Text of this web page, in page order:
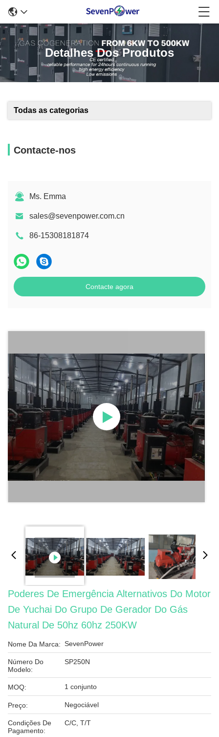
Detalhes Dos Produtos
Todas as categorias
Contacte-nos
Ms. Emma
sales@sevenpower.com.cn
86-15308181874
Contacte agora
Poderes De Emergência Alternativos Do Motor
De Yuchai Do Grupo De Gerador Do Gás
Natural De 50hz 60hz 250KW
Nome Da Marca: SevenPower
Número Do
Modelo:
SP250N
MOQ: 1 conjunto
Preço: Negociável
Condições De
Pagamento:
C/C, T/T